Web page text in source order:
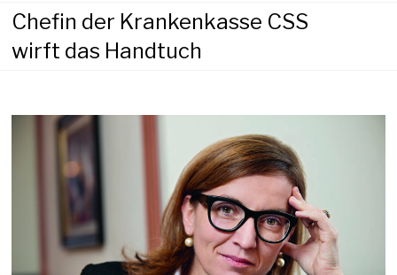
Chefin der Krankenkasse CSS
wirft das Handtuch